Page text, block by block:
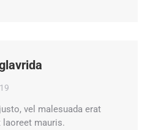
vel malesuada erat
mauris.